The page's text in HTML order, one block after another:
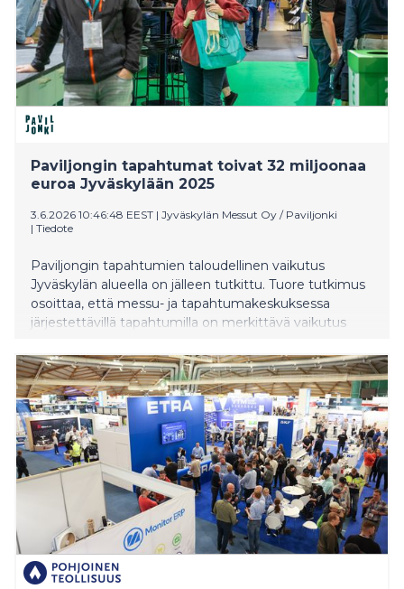
Paviljongin tapahtumat toivat 32 miljoonaa
euroa Jyväskylään 2025
3.6.2026 10:46:48 EEST | Jyväskylän Messut Oy / Paviljonki
| Tiedote
Paviljongin tapahtumien taloudellinen vaikutus
Jyväskylän alueella on jälleen tutkittu. Tuore tutkimus
osoittaa, että messu- ja tapahtumakeskuksessa
järjestettävillä tapahtumilla on merkittävä vaikutus